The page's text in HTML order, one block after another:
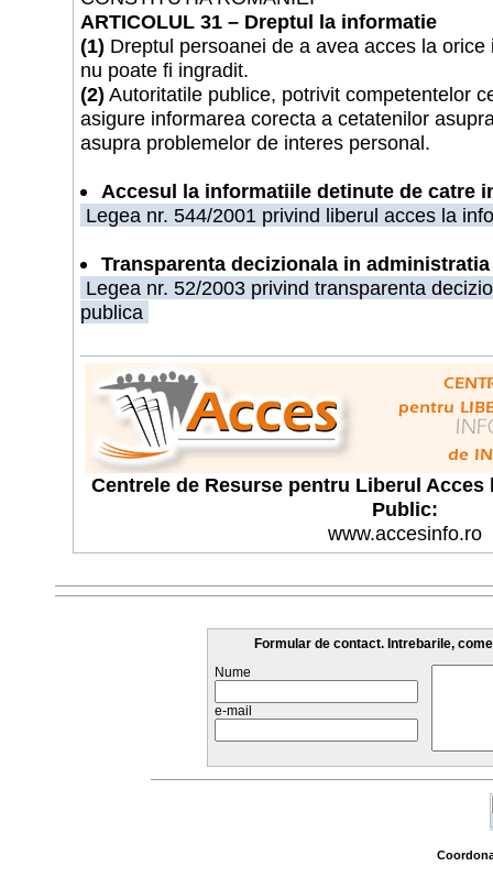
ARTICOLUL 31 – Dreptul la informatie
(1) Dreptul persoanei de a avea acces la
nu poate fi ingradit.
(2) Autoritatile publice, potrivit competentelor
asigure informarea corecta a cetatenilor
asupra problemelor de interes personal.
Accesul la informatiile detinute de catre
Legea nr. 544/2001 privind liberul acces la
Transparenta decizionala in
Legea nr. 52/2003 privind transparenta
publica
Centrele de Resurse pentru Liberul
Public:
www.accesinfo.ro
Formular de contact. Intrebarile,
Nume
e-mail